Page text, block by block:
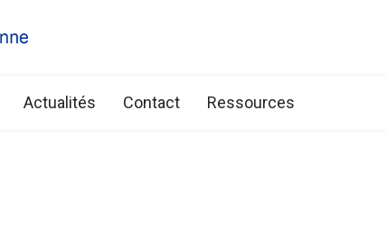
Actualités Contact Ressources